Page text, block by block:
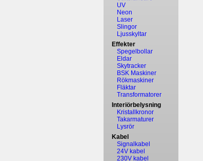
UV
Neon
Laser
Slingor
Ljusskyltar
Effekter
Spegelbollar
Eldar
Skytracker
BSK Maskiner
Rökmaskiner
Fläktar
Transformatorer
Interiörbelysning
Kristallkronor
Takarmaturer
Lysrör
Kabel
Signalkabel
24V kabel
230V kabel